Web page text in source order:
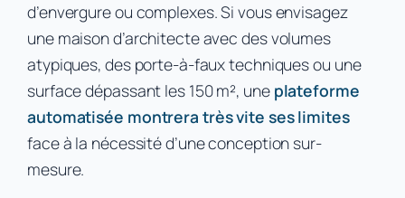
d’envergure ou complexes. Si vous envisagez
une maison d’architecte avec des volumes
atypiques, des porte-à-faux techniques ou une
surface dépassant les 150 m², une plateforme
automatisée montrera très vite ses limites
face à la nécessité d’une conception sur-
mesure.